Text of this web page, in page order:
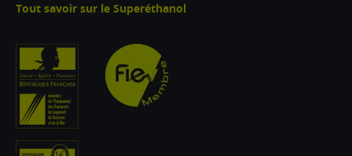
Tout savoir sur le Superéthanol